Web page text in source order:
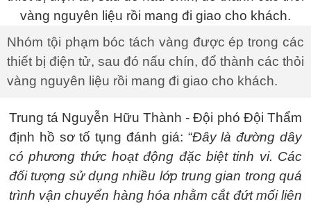
Nhóm tội phạm bóc tách vàng được ép trong các
thiết bị điện tử, sau đó nấu chín, đổ thành các thỏi
vàng nguyên liệu rồi mang đi giao cho khách.
Trung tá Nguyễn Hữu Thành - Đội phó Đội Thẩm
định hồ sơ tố tụng đánh giá: “Đây là đường dây
có phương thức hoạt động đặc biệt tinh vi. Các
đối tượng sử dụng nhiều lớp trung gian trong quá
trình vận chuyển hàng hóa nhằm cắt đứt mối liên